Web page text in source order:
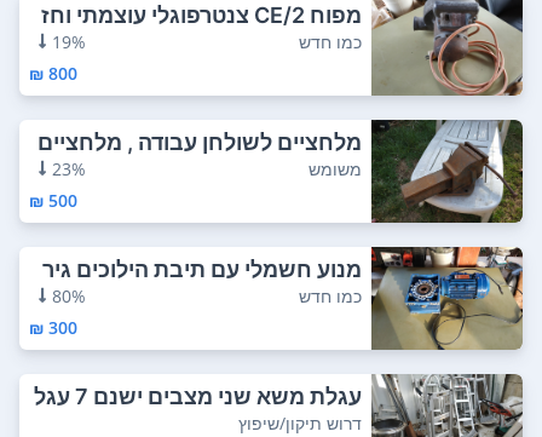
מפוח CE/2 צנטרפוגלי עוצמתי וחז
ק מאוד 228...
כמו חדש
19%
800 ₪
מלחציים לשולחן עבודה , מלחציים
למכונאים ...
משומש
23%
500 ₪
מנוע חשמלי עם תיבת הילוכים גיר
1 כוח סוס...
כמו חדש
80%
300 ₪
עגלת משא שני מצבים ישנם 7 עגל
ות דרוש שיפ...
דרוש תיקון/שיפוץ